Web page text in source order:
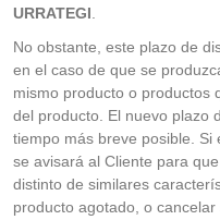
URRATEGI
No obstante, este plazo de
en el caso de que se
mismo producto o productos
del producto. El nuevo plazo
tiempo más breve posible. Si
se avisará al Cliente para
distinto de similares
producto agotado, o